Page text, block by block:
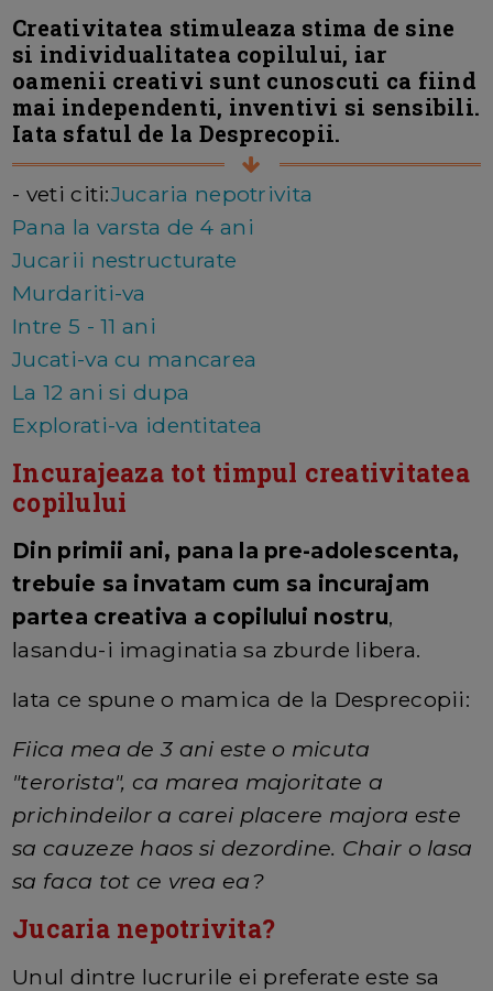
Creativitatea stimuleaza stima de sine
si individualitatea copilului, iar
oamenii creativi sunt cunoscuti ca fiind
mai independenti, inventivi si sensibili.
Iata sfatul de la Desprecopii.
- veti citi:Jucaria nepotrivita
Pana la varsta de 4 ani
Jucarii nestructurate
Murdariti-va
Intre 5 - 11 ani
Jucati-va cu mancarea
La 12 ani si dupa
Explorati-va identitatea
Incurajeaza tot timpul creativitatea
copilului
Din primii ani, pana la pre-adolescenta,
trebuie sa invatam cum sa incurajam
partea creativa a copilului nostru,
lasandu-i imaginatia sa zburde libera.
Iata ce spune o mamica de la Desprecopii:
Fiica mea de 3 ani este o micuta
"terorista", ca marea majoritate a
prichindeilor a carei placere majora este
sa cauzeze haos si dezordine. Chair o lasa
sa faca tot ce vrea ea?
Jucaria nepotrivita?
Unul dintre lucrurile ei preferate este sa